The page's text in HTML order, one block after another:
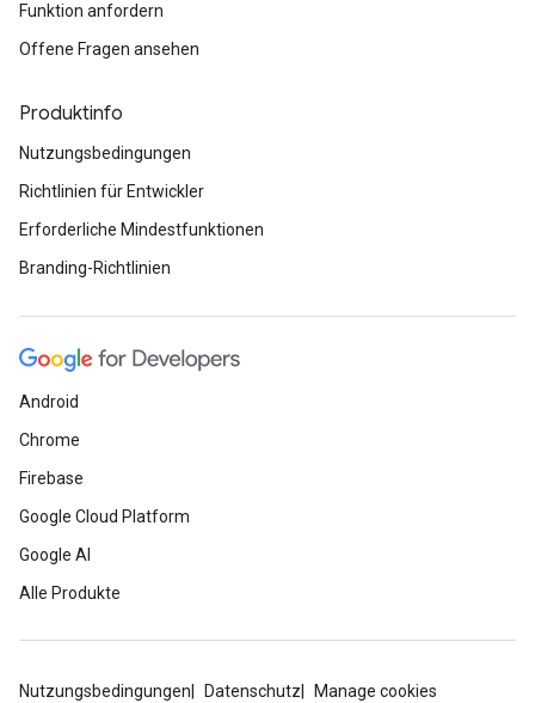
Funktion anfordern
Offene Fragen ansehen
Produktinfo
Nutzungsbedingungen
Richtlinien für Entwickler
Erforderliche Mindestfunktionen
Branding-Richtlinien
Android
Chrome
Firebase
Google Cloud Platform
Google AI
Alle Produkte
Nutzungsbedingungen Datenschutz Manage cookies